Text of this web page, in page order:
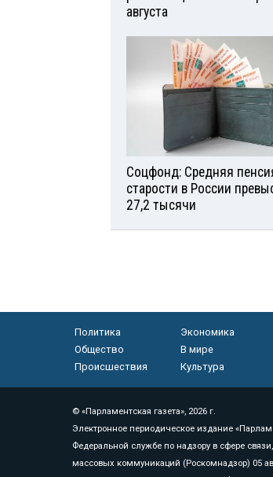
августа
Соцфонд: Средняя
старости в России
27,2 тысячи
Политика
Экономика
Общество
В мире
Происшествия
Культура
© «Парламентская газета», 2026 г.
Электронное периодическое издание
Федеральной службе по надзору в сфере
массовых коммуникаций (Роскомнадзор) 05